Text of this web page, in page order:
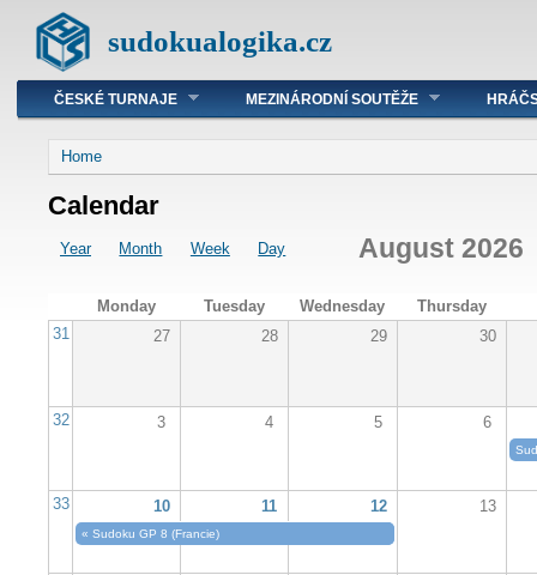
sudokualogika.cz
ČESKÉ TURNAJE MEZINÁRODNÍ SOUTĚŽE
Home
Calendar
Year Month Week Day August 2026
Monday Tuesday Wednesday
Thursday
31
27 28 29 30
32 3 4 5 6
33 10 11 12 13
« Sudoku GP 8 (Francie)